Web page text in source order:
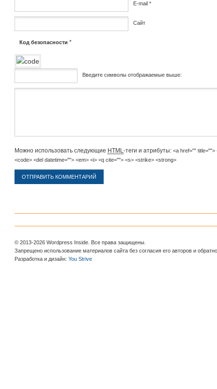
E-mail *
Сайт
Код безопасности *
Введите символы отображаемые выше:
Можно использовать следующие HTML-теги и атрибуты: <a href=""
<code> <del datetime=""> <em> <i> <q cite=""> <s> <strike> <strong>
© 2013-2026 Wordpress Inside. Все права защищены.
Запрещено использование материалов сайта без согласия его авторов и
Разработка и дизайн: You Strive